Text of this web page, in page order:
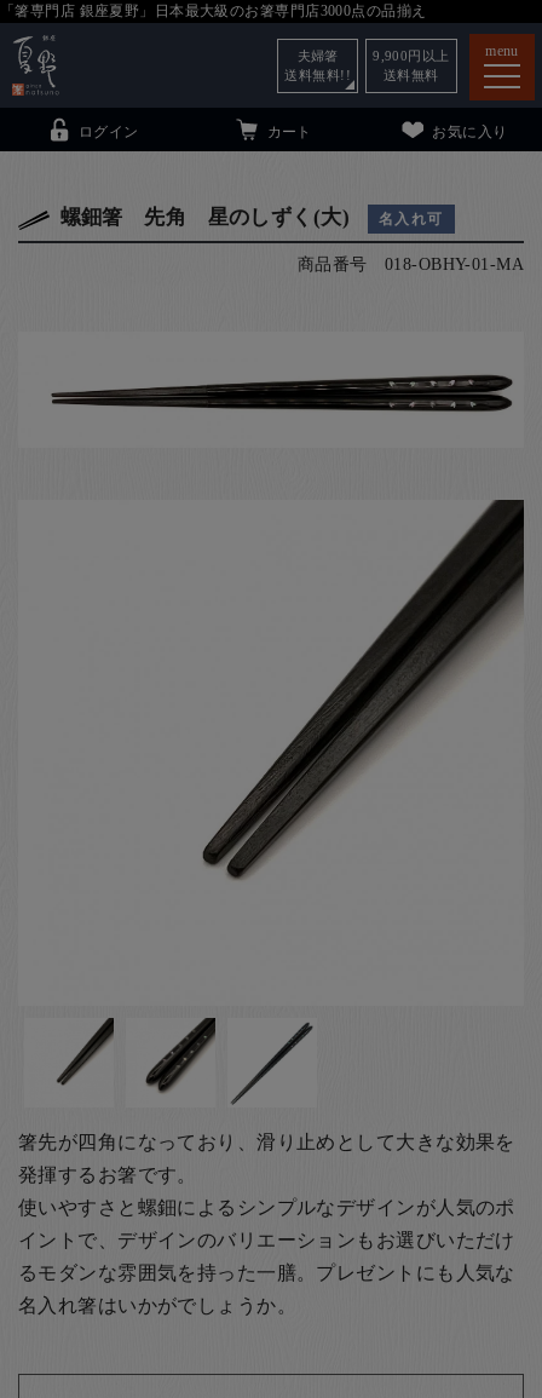
「箸専門店 銀座夏野」日本最大級のお箸専門店3000点の品揃え
menu
について
ログイン カート お気に入り
夫婦箸
送料無料!!
9,900 円以上
送料無料
螺鈿箸 先角 星のしずく(大) 名入れ可
商品番号 018-OBHY-01-MA
箸先が四角になっており、滑り止めとして大きな効果を
発揮するお箸です。
使いやすさと螺鈿によるシンプルなデザインが人気のポ
イントで、デザインのバリエーションもお選びいただけ
るモダンな雰囲気を持った一膳。 プレゼントにも人気な
名入れ箸はいかがでしょうか。